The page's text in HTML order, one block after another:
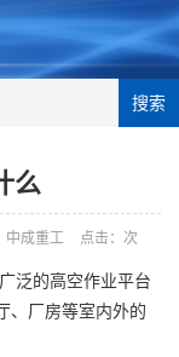
搜索
么
中成重工 点击： 次
泛的高空作业平台
、厂房等室内外的